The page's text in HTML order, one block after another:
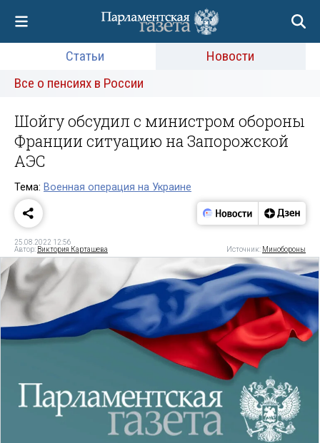
Статьи
Новости
Все о пенсиях в России
Шойгу обсудил с министром обороны
Франции ситуацию на Запорожской
АЭС
Тема: Военная операция на Украине
25.08.2022 12:56
Автор: Виктория Карташева Источник: Минобороны